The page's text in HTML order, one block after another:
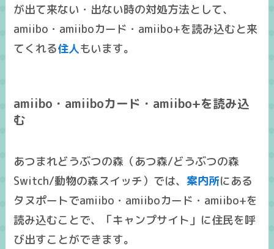
が出て来ない・出ない時の対処方法として、
amiibo・amiiboカード・amiibo+を読み込むと来
てくれる住人もいます。
amiibo・amiiboカード・amiibo+を読み込
む
あつまれどうぶつの森（あつ森/どうぶつの森
Switch/動物の森スイッチ）では、 案内所にある
タヌポートでamiibo・amiiboカード・amiibo+を
読み込むことで、「キャンプサイト」に住民を呼
び出すことができます。